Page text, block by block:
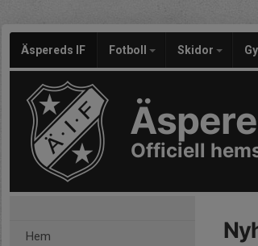
Äspereds IF Fotboll Skidor
Officiell
Hem